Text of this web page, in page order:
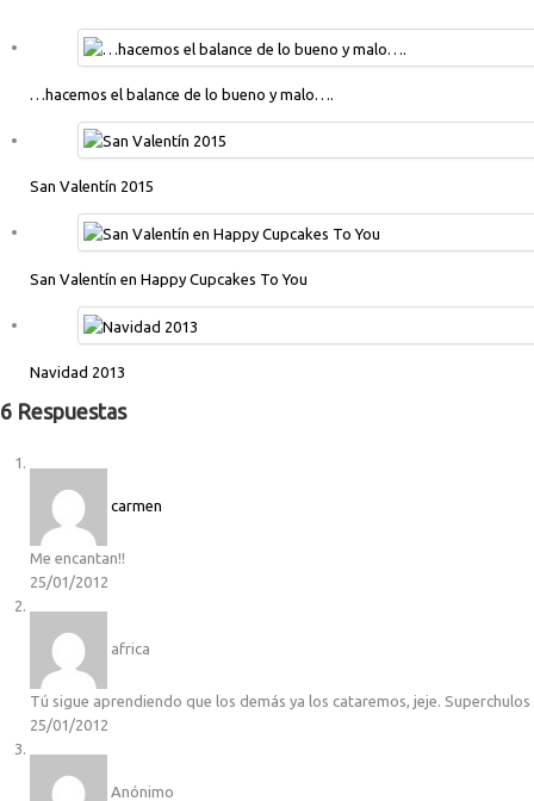
…hacemos el balance de lo bueno y malo….
San Valentín 2015
San Valentín en Happy Cupcakes To You
Navidad 2013
6 Respuestas
carmen
Me encantan!!
25/01/2012
africa
Tú sigue aprendiendo que los demás ya los cataremos, jeje. Superchulos
25/01/2012
Anónimo